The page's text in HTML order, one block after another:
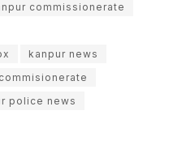
commissionerate
kanpur news
police news